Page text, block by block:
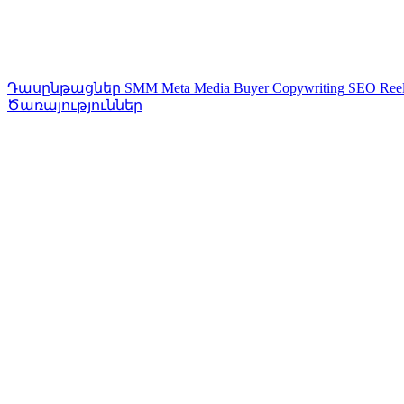
Դասընթացներ SMM Meta Media Buyer Copywriting SEO
Ծառայություններ